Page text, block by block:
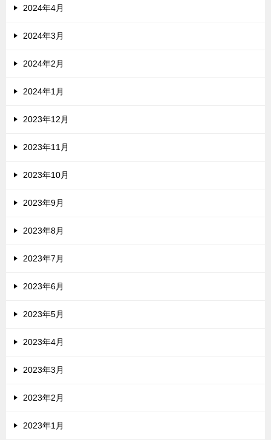
2024年4月
2024年3月
2024年2月
2024年1月
2023年12月
2023年11月
2023年10月
2023年9月
2023年8月
2023年7月
2023年6月
2023年5月
2023年4月
2023年3月
2023年2月
2023年1月